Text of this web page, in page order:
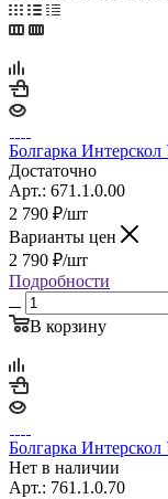
Болгарка
Достаточно
Арт.: 671.1.0.00
2 790 ₽/шт
Варианты цен
2 790 ₽/шт
Подробности
В корзину
Болгарка
Нет в наличии
Арт.: 761.1.0.70